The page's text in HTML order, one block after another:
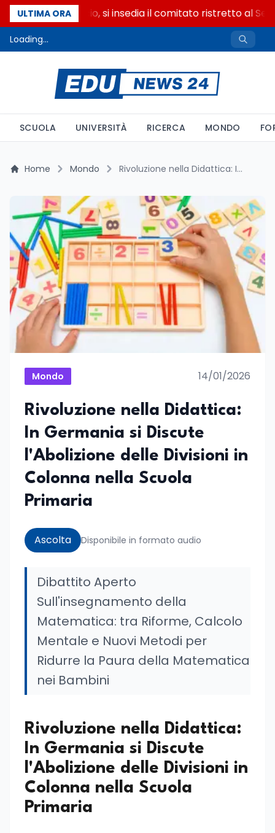
ULTIMA ORA
Riforma del calcio, si insedia il comitato ristretto al
Loading...
SCUOLA UNIVERSITÀ RICERCA MONDO
Home Mondo Rivoluzione nella Didattica: In Germania si Discute l'Abolizione delle Divisioni in Colonna nella Scuola Primaria
Mondo 14/01/2026
Rivoluzione nella Didattica:
In Germania si Discute
l'Abolizione delle Divisioni in
Colonna nella Scuola
Primaria
Ascolta Disponibile in formato audio
Dibattito Aperto
Sull'insegnamento della
Matematica: tra Riforme, Calcolo
Mentale e Nuovi Metodi per
Ridurre la Paura della Matematica
nei Bambini
Rivoluzione nella Didattica:
In Germania si Discute
l'Abolizione delle Divisioni in
Colonna nella Scuola
Primaria